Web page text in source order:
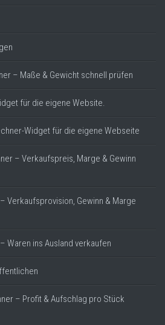
– Maße & Gewicht schnell prüfen
für die eigene Website.
Widget für die eigene Webseite
– Verkaufspreis, Marge & Gewinn
Verkaufsprovision, Gewinn & Marge
Waren ins Ausland verkaufen
– Profit & Aufschlag pro Stück